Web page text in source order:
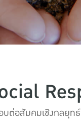
ต่อสัมคมเชิงกลยุท